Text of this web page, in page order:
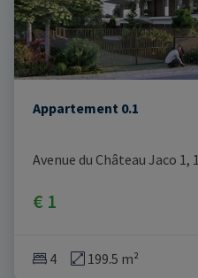
Appartement 0.1
Avenue du Château Jaco 1,
€ 1
4 199.5 m²